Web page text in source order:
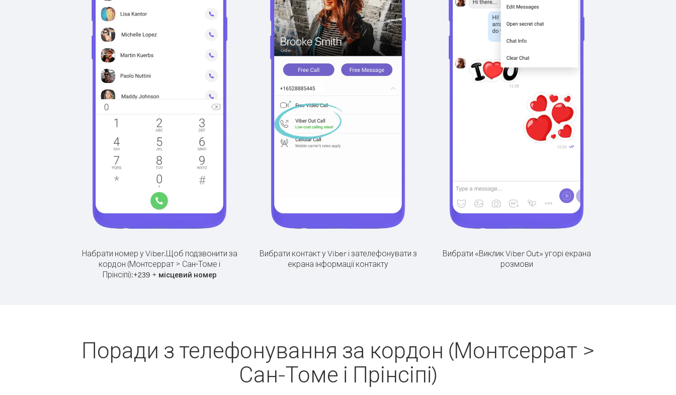
Набрати номер у Viber.Щоб подзвонити за
кордон (Монтсеррат > Сан-Томе і
Прінсіпі):+239 + місцевий номер
Вибрати контакт у Viber і зателефонувати з
екрана інформації контакту
Вибрати «Виклик Viber Out» угорі екрана
розмови
Поради з телефонування за кордон (Монтсеррат >
Сан-Томе і Прінсіпі)